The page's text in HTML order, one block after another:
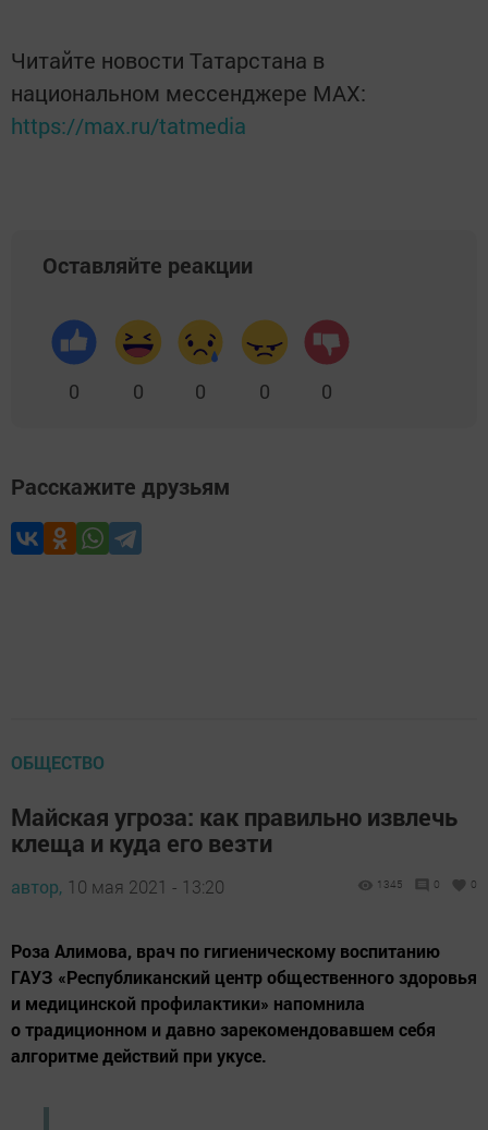
Читайте новости Татарстана в
национальном мессенджере MАХ:
https://max.ru/tatmedia
Оставляйте реакции
0 0 0 0 0
Расскажите друзьям
ОБЩЕСТВО
Майская угроза: как правильно извлечь
клеща и куда его везти
автор, 10 мая 2021 - 13:20 1345 0 0
Роза Алимова, врач по гигиеническому воспитанию
ГАУЗ «Республиканский центр общественного здоровья
и медицинской профилактики» напомнила
о традиционном и давно зарекомендовавшем себя
алгоритме действий при укусе.